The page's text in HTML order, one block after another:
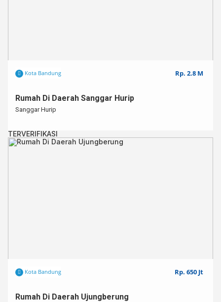
Kota Bandung Rp. 2.8 M
Rumah Di Daerah Sanggar Hurip
Sanggar Hurip
TERVERIFIKASI
Kota Bandung Rp. 650 Jt
Rumah Di Daerah Ujungberung